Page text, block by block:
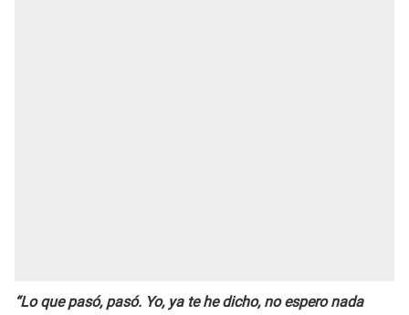
“Lo que pasó, pasó. Yo, ya te he dicho, no espero nada